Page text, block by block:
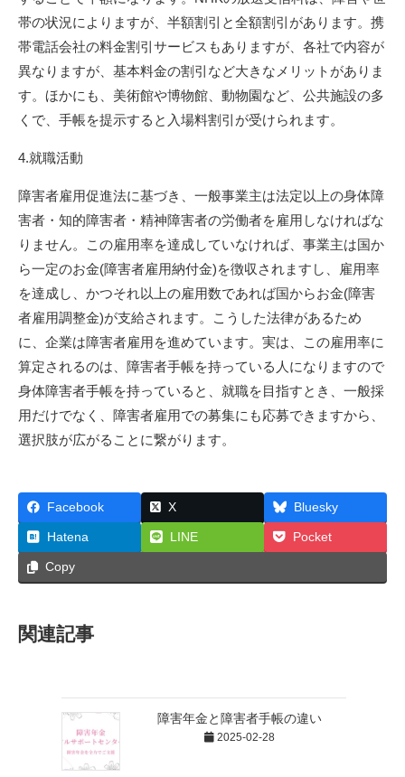
帯の状況によりますが、半額割引と全額割引があります。携
帯電話会社の料金割引サービスもありますが、各社で内容が
異なりますが、基本料金の割引など大きなメリットがありま
す。ほかにも、美術館や博物館、動物園など、公共施設の多
くで、手帳を提示すると入場料割引が受けられます。
4.就職活動
障害者雇用促進法に基づき、一般事業主は法定以上の身体障
害者・知的障害者・精神障害者の労働者を雇用しなければな
りません。この雇用率を達成していなければ、事業主は国か
ら一定のお金(障害者雇用納付金)を徴収されますし、雇用率
を達成し、かつそれ以上の雇用数であれば国からお金(障害
者雇用調整金)が支給されます。こうした法律があるため
に、企業は障害者雇用を進めています。実は、この雇用率に
算定されるのは、障害者手帳を持っている人になりますので
身体障害者手帳を持っていると、就職を目指すとき、一般採
用だけでなく、障害者雇用での募集にも応募できますから、
選択肢が広がることに繋がります。
Facebook X Bluesky
Hatena LINE Pocket
Copy
関連記事
障害年金と障害者手帳の違い
2025-02-28